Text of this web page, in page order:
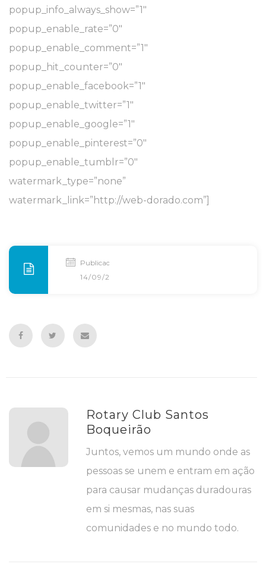
popup_info_always_show=”1″
popup_enable_rate=”0″
popup_enable_comment=”1″
popup_hit_counter=”0″
popup_enable_facebook=”1″
popup_enable_twitter=”1″
popup_enable_google=”1″
popup_enable_pinterest=”0″
popup_enable_tumblr=”0″
watermark_type=”none”
watermark_link=”http://web-dorado.com”]
Publicado
14/09/2014
Rotary Club Santos
Boqueirão
Juntos, vemos um mundo onde as
pessoas se unem e entram em ação
para causar mudanças duradouras
em si mesmas, nas suas
comunidades e no mundo todo.